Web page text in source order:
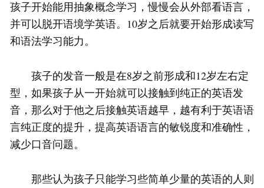
孩子开始能用抽象概念学习，慢慢会从外部看语言，
并可以脱开语境学英语。10岁之后就要开始形成读写
和语法学习能力。
孩子的发音一般是在8岁之前形成和12岁左右定
型，如果孩子从一开始就可以接触到纯正的英语发
音，那么对于他之后接触英语越早，越有利于英语语
言纯正度的提升，提高英语语言的敏锐度和准确性，
减少口音问题。
那些认为孩子只能学习些简单少量的英语的人则